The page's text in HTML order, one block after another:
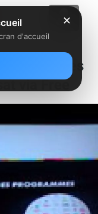
via Free
✕
d'accueil